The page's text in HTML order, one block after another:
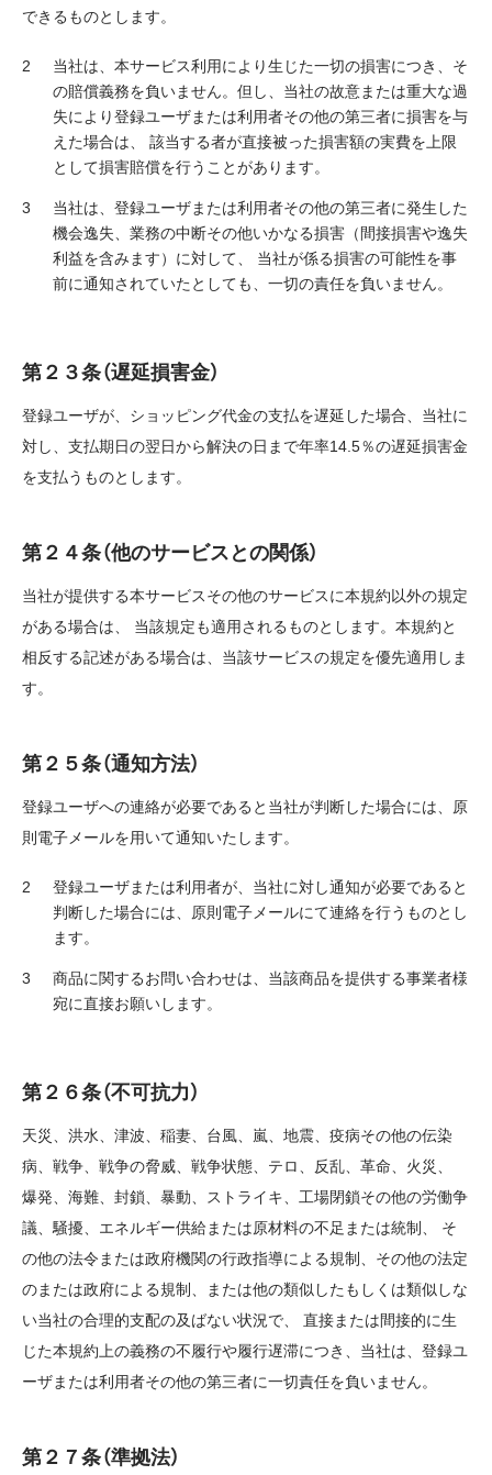
できるものとします。
当社は、本サービス利用により生じた一切の損害につき、そ
の賠償義務を負いません。但し、当社の故意または重大な過
失により登録ユーザまたは利用者その他の第三者に損害を与
えた場合は、 該当する者が直接被った損害額の実費を上限
として損害賠償を行うことがあります。
当社は、登録ユーザまたは利用者その他の第三者に発生した
機会逸失、業務の中断その他いかなる損害（間接損害や逸失
利益を含みます）に対して、 当社が係る損害の可能性を事
前に通知されていたとしても、一切の責任を負いません。
第２３条（遅延損害金）
登録ユーザが、ショッピング代金の支払を遅延した場合、当社に
対し、支払期日の翌日から解決の日まで年率14.5％の遅延損害金
を支払うものとします。
第２４条（他のサービスとの関係）
当社が提供する本サービスその他のサービスに本規約以外の規定
がある場合は、 当該規定も適用されるものとします。本規約と
相反する記述がある場合は、当該サービスの規定を優先適用しま
す。
第２５条（通知方法）
登録ユーザへの連絡が必要であると当社が判断した場合には、原
則電子メールを用いて通知いたします。
登録ユーザまたは利用者が、当社に対し通知が必要であると
判断した場合には、原則電子メールにて連絡を行うものとし
ます。
商品に関するお問い合わせは、当該商品を提供する事業者様
宛に直接お願いします。
第２６条（不可抗力）
天災、洪水、津波、稲妻、台風、嵐、地震、疫病その他の伝染
病、戦争、戦争の脅威、戦争状態、テロ、反乱、革命、火災、
爆発、海難、封鎖、暴動、ストライキ、工場閉鎖その他の労働争
議、騒擾、エネルギー供給または原材料の不足または統制、 そ
の他の法令または政府機関の行政指導による規制、その他の法定
のまたは政府による規制、または他の類似したもしくは類似しな
い当社の合理的支配の及ばない状況で、 直接または間接的に生
じた本規約上の義務の不履行や履行遅滞につき、当社は、登録ユ
ーザまたは利用者その他の第三者に一切責任を負いません。
第２７条（準拠法）